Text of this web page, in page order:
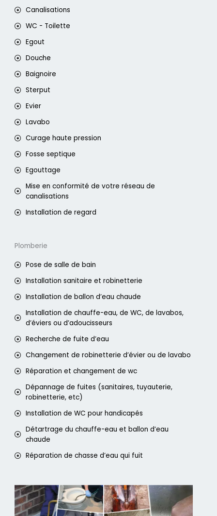
Canalisations
WC - Toilette
Egout
Douche
Baignoire
Sterput
Evier
Lavabo
Curage haute pression
Fosse septique
Egouttage
Mise en conformité de votre réseau de
canalisations
Installation de regard
Plomberie
Pose de salle de bain
Installation sanitaire et robinetterie
Installation de ballon d’eau chaude
Installation de chauffe-eau, de WC, de lavabos,
d’éviers ou d’adoucisseurs
Recherche de fuite d’eau
Changement de robinetterie d’évier ou de lavabo
Réparation et changement de wc
Dépannage de fuites (sanitaires, tuyauterie,
robinetterie, etc)
Installation de WC pour handicapés
Détartrage du chauffe-eau et ballon d’eau
chaude
Réparation de chasse d’eau qui fuit